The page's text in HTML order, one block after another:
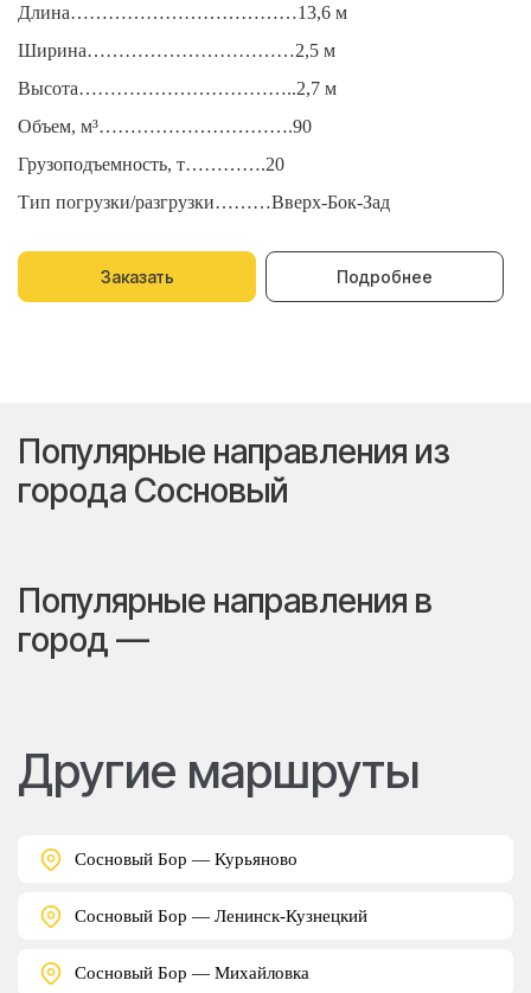
Длина………………………………13,6 м
Ширина……………………………2,5 м
Высота……………………………..2,7 м
Объем, м³………………………….90
Грузоподъемность, т………….20
Тип погрузки/разгрузки………Вверх-Бок-Зад
Заказать Подробнее
Популярные направления из
города Сосновый
Популярные направления в
город —
Другие маршруты
Сосновый Бор — Курьяново
Сосновый Бор — Ленинск-Кузнецкий
Сосновый Бор — Михайловка